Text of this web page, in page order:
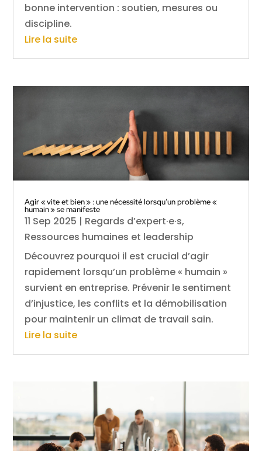
bonne intervention : soutien, mesures ou
discipline.
Lire la suite
Agir « vite et bien » : une nécessité lorsqu’un problème «
humain » se manifeste
11 Sep 2025 | Regards d’expert·e·s,
Ressources humaines et leadership
Découvrez pourquoi il est crucial d’agir
rapidement lorsqu’un problème « humain »
survient en entreprise. Prévenir le sentiment
d’injustice, les conflits et la démobilisation
pour maintenir un climat de travail sain.
Lire la suite